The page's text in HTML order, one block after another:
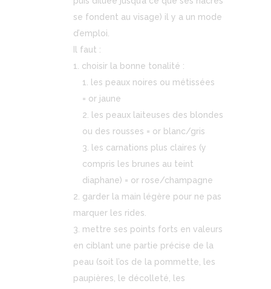
se fondent au visage) il y a un mode
d’emploi.
Il faut :
choisir la bonne tonalité :
les peaux noires ou métissées
= or jaune
les peaux laiteuses des blondes
ou des rousses = or blanc/gris
les carnations plus claires (y
compris les brunes au teint
diaphane) = or rose/champagne
garder la main légère pour ne pas
marquer les rides.
mettre ses points forts en valeurs
en ciblant une partie précise de la
peau (soit l’os de la pommette, les
paupières, le décolleté, les